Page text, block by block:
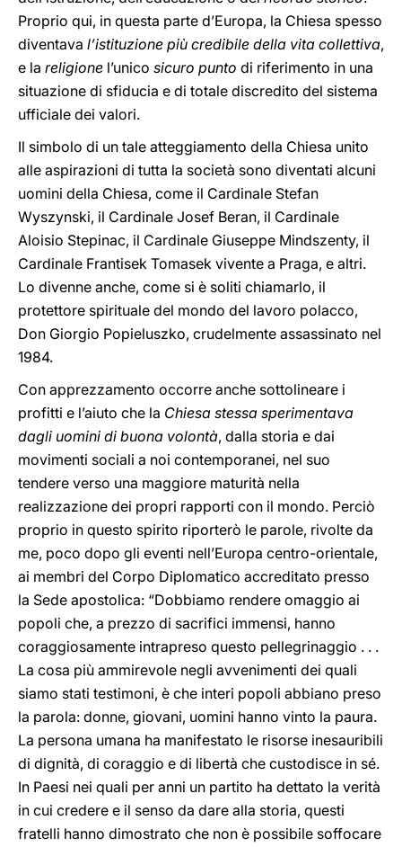
Proprio qui, in questa parte d’Europa, la Chiesa spesso
diventava l’istituzione più credibile della vita collettiva,
e la religione l’unico sicuro punto di riferimento in una
situazione di sfiducia e di totale discredito del sistema
ufficiale dei valori.
Il simbolo di un tale atteggiamento della Chiesa unito
alle aspirazioni di tutta la società sono diventati alcuni
uomini della Chiesa, come il Cardinale Stefan
Wyszynski, il Cardinale Josef Beran, il Cardinale
Aloisio Stepinac, il Cardinale Giuseppe Mindszenty, il
Cardinale Frantisek Tomasek vivente a Praga, e altri.
Lo divenne anche, come si è soliti chiamarlo, il
protettore spirituale del mondo del lavoro polacco,
Don Giorgio Popieluszko, crudelmente assassinato nel
1984.
Con apprezzamento occorre anche sottolineare i
profitti e l’aiuto che la Chiesa stessa sperimentava
dagli uomini di buona volontà, dalla storia e dai
movimenti sociali a noi contemporanei, nel suo
tendere verso una maggiore maturità nella
realizzazione dei propri rapporti con il mondo. Perciò
proprio in questo spirito riporterò le parole, rivolte da
me, poco dopo gli eventi nell’Europa centro-orientale,
ai membri del Corpo Diplomatico accreditato presso
la Sede apostolica: “Dobbiamo rendere omaggio ai
popoli che, a prezzo di sacrifici immensi, hanno
coraggiosamente intrapreso questo pellegrinaggio . . .
La cosa più ammirevole negli avvenimenti dei quali
siamo stati testimoni, è che interi popoli abbiano preso
la parola: donne, giovani, uomini hanno vinto la paura.
La persona umana ha manifestato le risorse inesauribili
di dignità, di coraggio e di libertà che custodisce in sé.
In Paesi nei quali per anni un partito ha dettato la verità
in cui credere e il senso da dare alla storia, questi
fratelli hanno dimostrato che non è possibile soffocare